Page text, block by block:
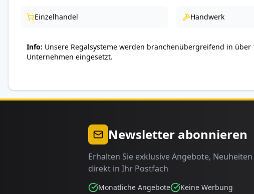
Einzelhandel Handwerk
Info Unsere Regalsysteme werden branchenübergreifend in über
Unternehmen eingesetzt.
Newsletter abonnieren
Erhalten Sie exklusive Angebote,
direkt in Ihr Postfach
Monatliche Angebote Keine Werbung